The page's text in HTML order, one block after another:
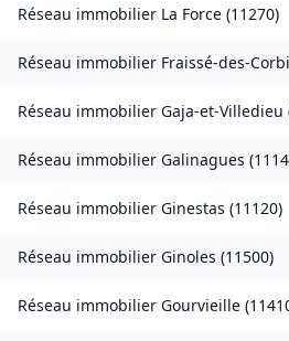
Réseau immobilier La Force (11270)
Réseau immobilier Fraissé-des-
Réseau immobilier Gaja-et-Villedieu
Réseau immobilier Galinagues (
Réseau immobilier Ginestas (11120)
Réseau immobilier Ginoles (11500)
Réseau immobilier Gourvieille (